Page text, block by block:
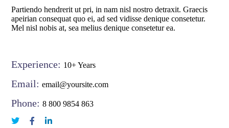
Partiendo hendrerit ut pri, in nam nisl nostro detraxit. Graecis
apeirian consequat quo ei, ad sed vidisse denique consetetur.
Mel nisl nobis at, sea melius denique consetetur ea.
Experience: 10+ Years
Email: email@yoursite.com
Phone: 8 800 9854 863